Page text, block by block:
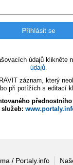
údajů klikněte
údajů.
záznam, který
při potížích s editací
služeb:
/ Portaly.info